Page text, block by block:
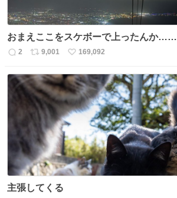
おまえここをスケボーで上ったんか……
返
数
2
リ
ス
ト
数
9,001
い
ね
数
169,092
主張してくる